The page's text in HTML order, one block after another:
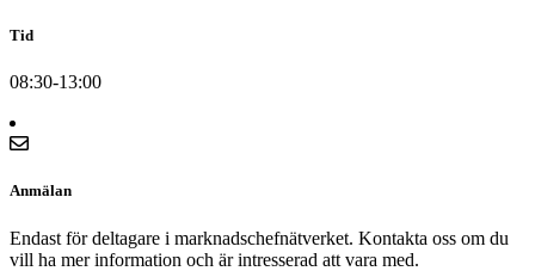
Tid
08:30-13:00
Anmälan
Endast för deltagare i marknadschefnätverket. Kontakta oss om du
vill ha mer information och är intresserad att vara med.